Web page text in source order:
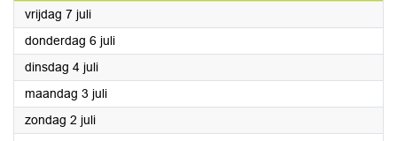
vrijdag 7 juli2023
donderdag 6 juli2023
dinsdag 4 juli2023
maandag 3 juli2023
zondag 2 juli2023